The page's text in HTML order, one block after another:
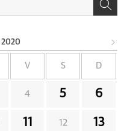
2020
V S D
4 5 6
11 12 13